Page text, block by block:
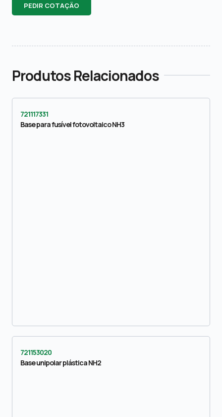
PEDIR COTAÇÃO
Produtos Relacionados
721117331
Base para fusível fotovoltaico NH3
721153020
Base unipolar plástica NH2